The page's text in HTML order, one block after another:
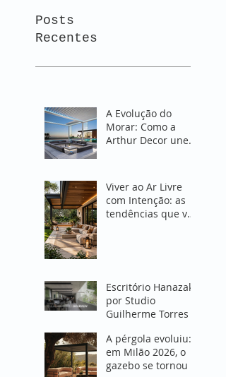
Posts
Recentes
A Evolução do
Morar: Como a
Arthur Decor une
Abertos
Viver ao Ar Livre
com Intenção: as
tendências que vão
Escritório Hanazaki
por Studio
Guilherme Torres
A pérgola evoluiu:
em Milão 2026, o
gazebo se tornou o